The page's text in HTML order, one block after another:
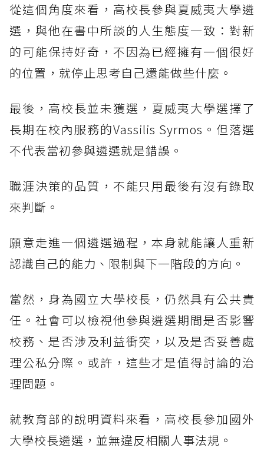
從這個角度來看，高校長參與夏威夷大學遴
選，與他在書中所談的人生態度一致：對新
的可能保持好奇，不因為已經擁有一個很好
的位置，就停止思考自己還能做些什麼。
最後，高校長並未獲選，夏威夷大學選擇了
長期在校內服務的Vassilis Syrmos。但落選
不代表當初參與遴選就是錯誤。
職涯決策的品質，不能只用最後有沒有錄取
來判斷。
願意走進一個遴選過程，本身就能讓人重新
認識自己的能力、限制與下一階段的方向。
當然，身為國立大學校長，仍然具有公共責
任。社會可以檢視他參與遴選期間是否影響
校務、是否涉及利益衝突，以及是否妥善處
理公私分際。或許，這些才是值得討論的治
理問題。
就教育部的說明資料來看，高校長參加國外
大學校長遴選，並無違反相關人事法規。